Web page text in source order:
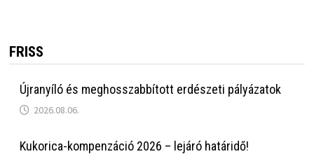
FRISS
Újranyíló és meghosszabbított erdészeti pályázatok
2026.08.06.
Kukorica-kompenzáció 2026 – lejáró határidő!